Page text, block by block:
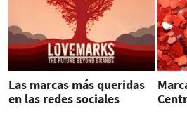
Las marcas más queridas
en las redes sociales